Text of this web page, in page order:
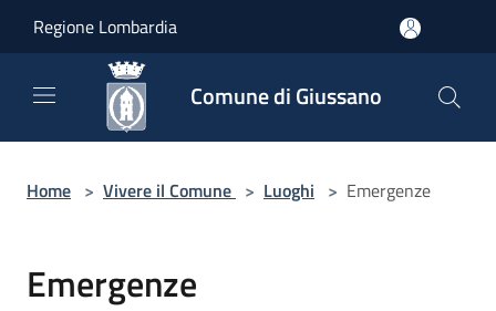
Regione Lombardia
Comune di Giussano
Home > Vivere il Comune > Luoghi > Emergenze
Emergenze